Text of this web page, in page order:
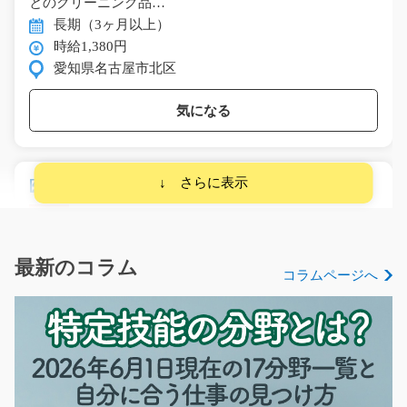
長期（3ヶ月以上）
時給1,380円
愛知県名古屋市北区
気になる
医療機器部品の検査や箱詰め作業/i02_01241
造したガラス製品に…
時給1150円
大阪府門真市
気になる
最新のコラム コラムページへ